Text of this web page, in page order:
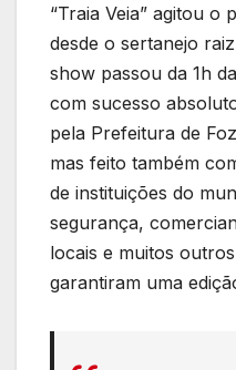
“Traia Veia” agitou o
desde o sertanejo
show passou da 1h
com sucesso
pela Prefeitura de
mas feito também
de instituições do
segurança,
locais e muitos
garantiram uma